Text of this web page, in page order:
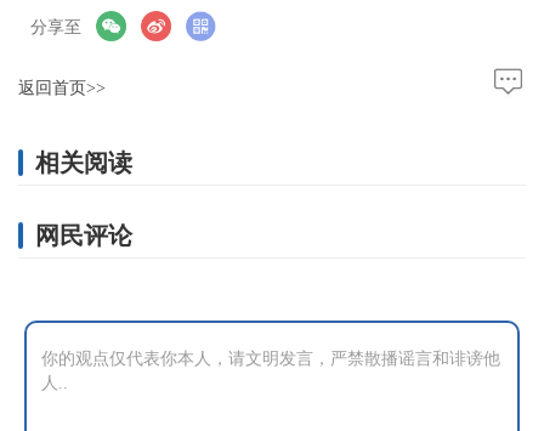
分享至
返回首页>>
相关阅读
网民评论